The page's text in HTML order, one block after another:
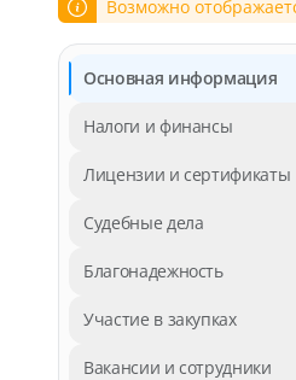
Возможно
Основная информация
Налоги и финансы
Лицензии и сертификаты
Судебные дела
Благонадежность
Участие в закупках
Вакансии и сотрудники